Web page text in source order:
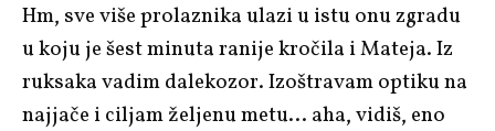
Hm, sve više prolaznika ulazi u istu onu zgradu
u koju je šest minuta ranije kročila i Mateja. Iz
ruksaka vadim dalekozor. Izoštravam optiku na
najjače i ciljam željenu metu… aha, vidiš, eno